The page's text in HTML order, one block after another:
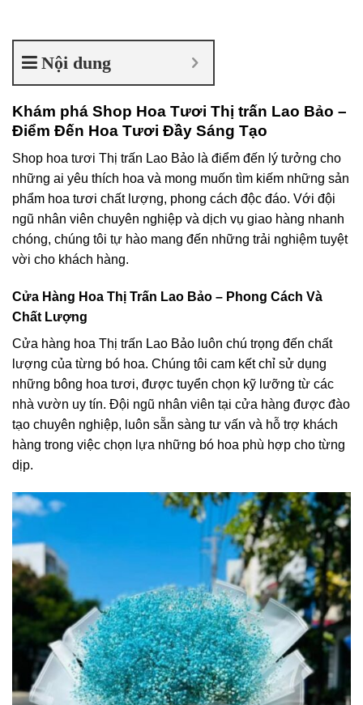
Nội dung
Khám phá Shop Hoa Tươi Thị trấn Lao Bảo –
Điểm Đến Hoa Tươi Đầy Sáng Tạo
Shop hoa tươi Thị trấn Lao Bảo là điểm đến lý tưởng cho
những ai yêu thích hoa và mong muốn tìm kiếm những sản
phẩm hoa tươi chất lượng, phong cách độc đáo. Với đội
ngũ nhân viên chuyên nghiệp và dịch vụ giao hàng nhanh
chóng, chúng tôi tự hào mang đến những trải nghiệm tuyệt
vời cho khách hàng.
Cửa Hàng Hoa Thị Trấn Lao Bảo – Phong Cách Và
Chất Lượng
Cửa hàng hoa Thị trấn Lao Bảo luôn chú trọng đến chất
lượng của từng bó hoa. Chúng tôi cam kết chỉ sử dụng
những bông hoa tươi, được tuyển chọn kỹ lưỡng từ các
nhà vườn uy tín. Đội ngũ nhân viên tại cửa hàng được đào
tạo chuyên nghiệp, luôn sẵn sàng tư vấn và hỗ trợ khách
hàng trong việc chọn lựa những bó hoa phù hợp cho từng
dịp.